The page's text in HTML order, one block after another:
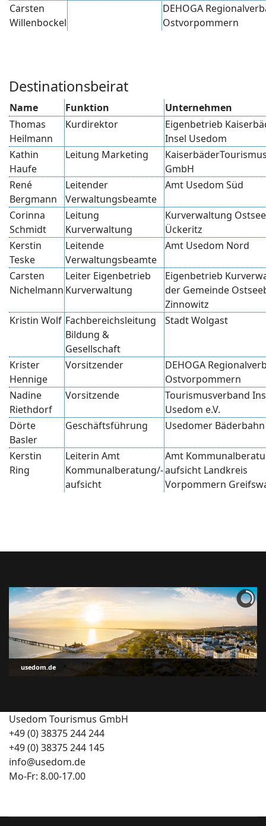
Carsten
Willenbockel
DEHOGA
Ostvorpommern
Destinationsbeirat
Name Funktion
Unternehmen
Thomas
Heilmann
Kurdirektor
Eigenbetrieb
Insel Usedom
Kathin
Haufe
Leitung Marketing
GmbH
René
Bergmann
Leitender
Verwaltungsbeamte
Amt Usedom Süd
Corinna
Schmidt
Leitung
Kurverwaltung
Kurverwaltung
Ückeritz
Kerstin
Teske
Leitende
Verwaltungsbeamte
Amt Usedom Nord
Carsten
Nichelmann
Leiter Eigenbetrieb
Kurverwaltung
Eigenbetrieb
der Gemeinde
Zinnowitz
Kristin Wolf Fachbereichsleitung
Bildung &
Gesellschaft
Stadt Wolgast
Krister
Hennige
Vorsitzender
DEHOGA
Ostvorpommern
Nadine
Riethdorf
Vorsitzende
Tourismusverband
Usedom e.V.
Dörte
Basler
Geschäftsführung Usedomer
Kerstin
Ring
Leiterin Amt
Kommunalberatung/-
aufsicht
Amt
aufsicht Landkreis
Vorpommern
usedom.de
Usedom Tourismus GmbH
+49 (0) 38375 244 244
+49 (0) 38375 244 145
info@usedom.de
Mo-Fr: 8.00-17.00